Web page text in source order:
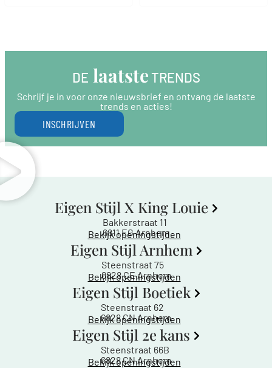
DE laatste TRENDS
Schrijf je in voor onze nieuwsbrief en ontvang de laatste
trends en acties!
INSCHRIJVEN
Eigen Stijl X King Louie
Bakkerstraat 11
6811 EG Arnhem
Bekijk openingstijden
Eigen Stijl Arnhem
Steenstraat 75
6828 CE Arnhem
Bekijk openingstijden
Eigen Stijl Boetiek
Steenstraat 62
6828 CN Arnhem
Bekijk openingstijden
Eigen Stijl 2e kans
Steenstraat 66B
6828 CN Arnhem
Bekijk openingstijden